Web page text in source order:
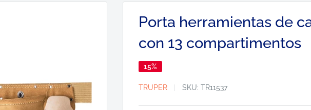
Porta herramientas de
con 13 compartimentos
15%
TRUPER SKU: TR11537